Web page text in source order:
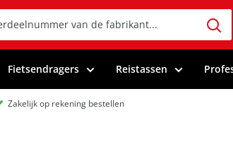
Fietsendragers Reistassen
Zakelijk op rekening bestellen